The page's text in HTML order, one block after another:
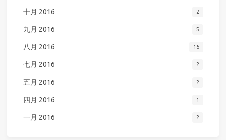
十月 2016 2
九月 2016 5
八月 2016 16
七月 2016 2
五月 2016 2
四月 2016 1
一月 2016 2